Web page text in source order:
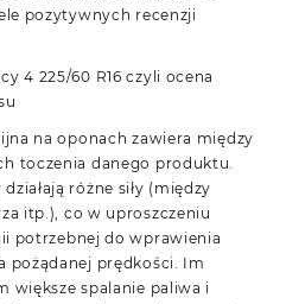
pozytywnych recenzji
4 225/60 R16 czyli ocena
na oponach zawiera między
toczenia danego produktu.
różne siły (między
itp.), co w uproszczeniu
potrzebnej do wprawienia
pożądanej prędkości. Im
większe spalanie paliwa i